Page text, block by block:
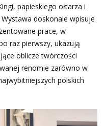
papieskiego ołtarza i
doskonale wpisuje
prace, w
raz pierwszy, ukazują
oblicze twórczości
renomie zarówno w
polskich